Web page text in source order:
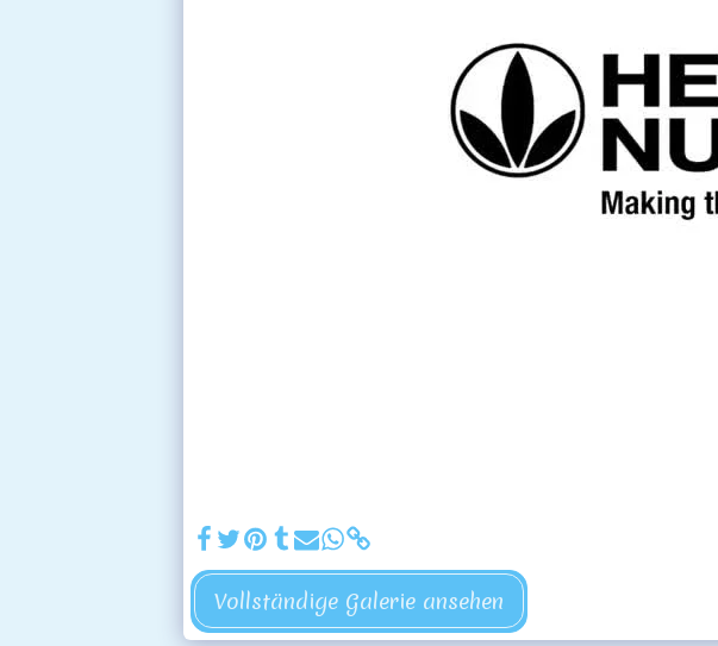
Vollständige Galerie ansehen